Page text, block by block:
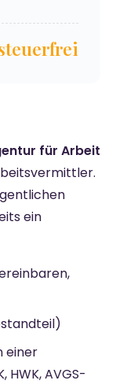
für Arbeit
ein
einer
HWK, AVGS-